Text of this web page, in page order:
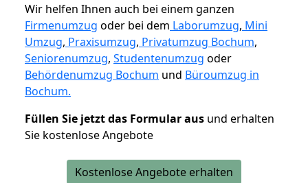
Wir helfen Ihnen auch bei einem ganzen
Firmenumzug oder bei dem Laborumzug, Mini
Umzug, Praxisumzug, Privatumzug Bochum,
Seniorenumzug, Studentenumzug oder
Behördenumzug Bochum und Büroumzug in
Bochum.
Füllen Sie jetzt das Formular aus und erhalten
Sie kostenlose Angebote
Kostenlose Angebote erhalten